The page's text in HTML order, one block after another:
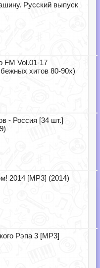
Русский выпуск
FM Vol.01-17
хитов 80-90х)
- Россия [34 шт.]
2014 [MP3] (2014)
Рэпа 3 [MP3]